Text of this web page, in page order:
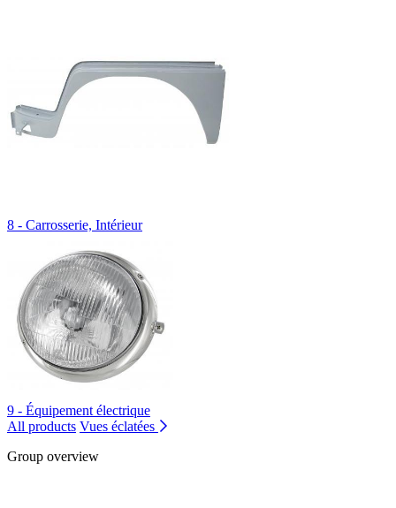
8 - Carrosserie, Intérieur
9 - Équipement électrique
All products Vues éclatées
Group overview